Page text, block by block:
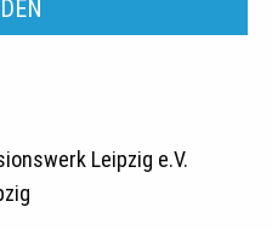
Leipzig e.V.